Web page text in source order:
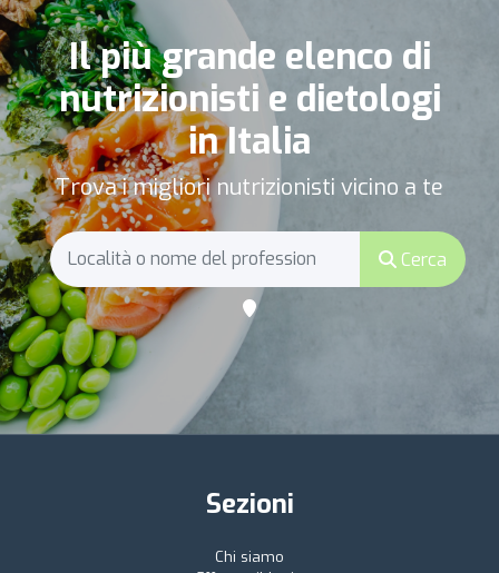
Il più grande elenco di
nutrizionisti e dietologi
in Italia
Trova i migliori nutrizionisti vicino a te
Cerca
Sezioni
Chi siamo